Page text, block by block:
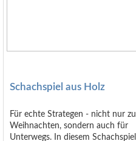
Schachspiel aus Holz
Für echte Strategen - nicht nur zu
Weihnachten, sondern auch für
Unterwegs. In diesem Schachspiel